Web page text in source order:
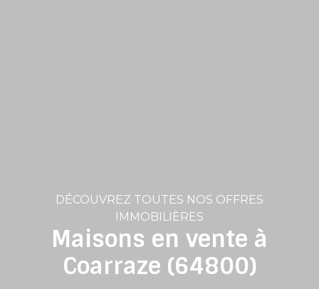
DÉCOUVREZ TOUTES NOS OFFRES
IMMOBILIÈRES
Maisons en vente à
Coarraze (64800)